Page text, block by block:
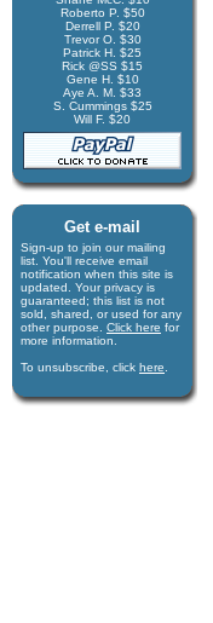
Roberto P. $50
Derrell P. $20
Trevor O. $30
Patrick H. $25
Rick @SS $15
Gene H. $10
Aye A. M. $33
S. Cummings $25
Will F. $20
Get e-mail
Sign-up to join our mail­ing
list. You'll receive e­mail
notification when this site is
updated. Your privacy is
guaran­teed; this list is not
sold, shared, or used for any
other purpose. Click here for
more infor­mation.
To unsubscribe, click here